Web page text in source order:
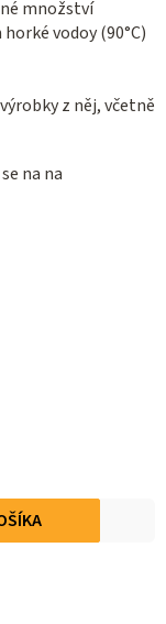
množství
vodoy (90°C)
z něj, včetně
na na